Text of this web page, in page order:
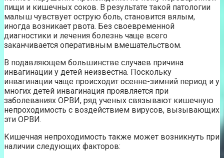
пищи и кишечных соков. В результате такой патологии
малыш чувствует острую боль, становится вялым,
иногда возникает рвота. Без своевременной
диагностики и лечения болезнь чаще всего
заканчивается оперативным вмешательством.
В подавляющем большинстве случаев причина
инвагинации у детей неизвестна. Поскольку
инвагинации чаще происходит осенне-зимний период и у
многих детей инвагинация проявляется при
заболеваниях ОРВИ, ряд ученых связывают кишечную
непроходимость с воздействием вирусов, вызывающих
эти ОРВИ.
Кишечная непроходимость также может возникнуть при
наличии следующих факторов: